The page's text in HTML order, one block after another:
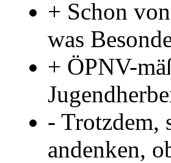
+ Schon
was
+ ÖPNV-
- Trotzdem,
andenken,